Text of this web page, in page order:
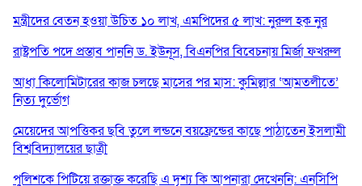
মন্ত্রীদের বেতন হওয়া উচিত ১০ লাখ, এমপিদের ৫ লাখ: নুরুল হক নুর
রাষ্ট্রপতি পদে প্রস্তাব পাননি ড. ইউনূস, বিএনপির বিবেচনায় মির্জা ফখরুল
আধা কিলোমিটারের কাজ চলছে মাসের পর মাস: কুমিল্লার ‘আমতলীতে’
নিত্য দুর্ভোগ
মেয়েদের আপত্তিকর ছবি তুলে লন্ডনে বয়ফ্রেন্ডের কাছে পাঠাতেন ইসলামী
বিশ্ববিদ্যালয়ের ছাত্রী
পুলিশকে পিটিয়ে রক্তাক্ত করেছি এ দৃশ্য কি আপনারা দেখেননি: এনসিপি